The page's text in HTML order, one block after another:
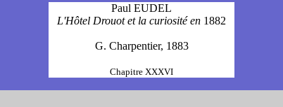
Paul EUDEL
L'Hôtel Drouot et la curiosité en 1882
G. Charpentier, 1883
Chapitre XXXVI